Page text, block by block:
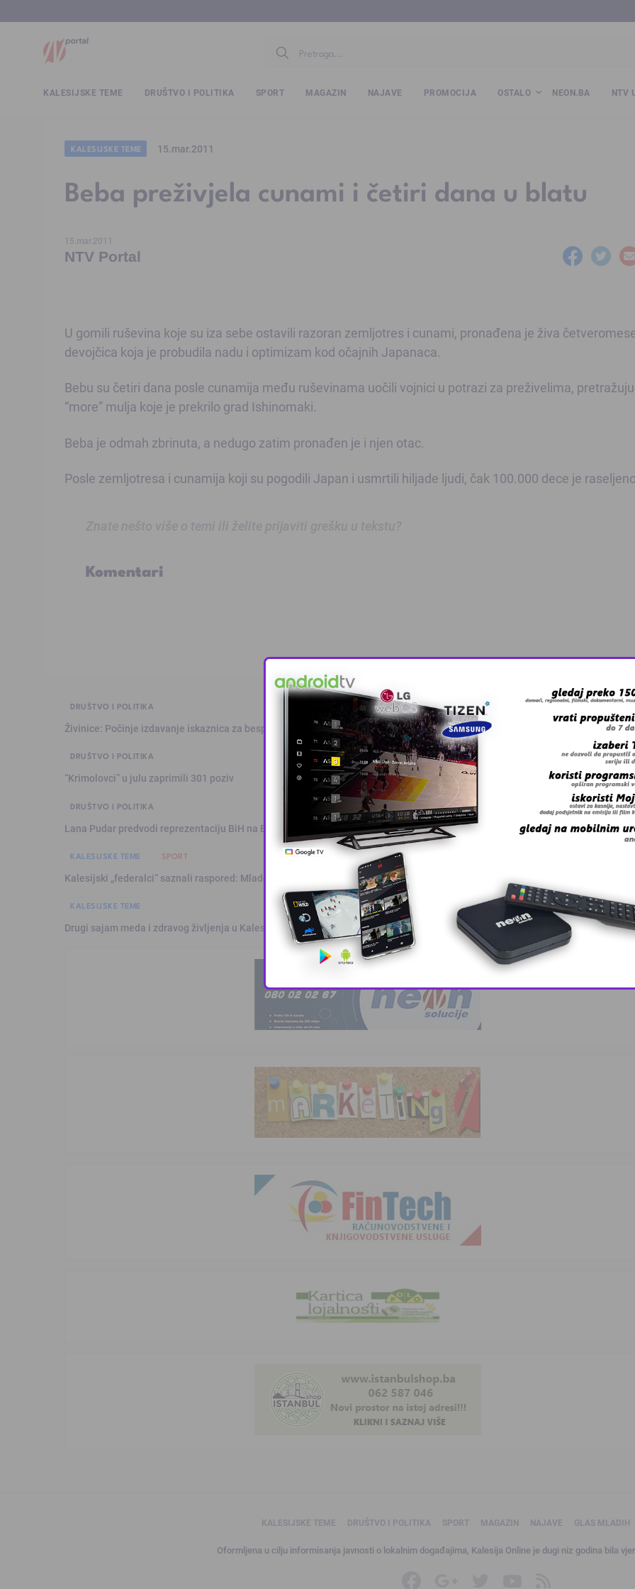
KALESIJSKE TEME DRUŠTVO I POLITIKA SPORT MAGAZIN NAJAVE PROMOCIJA OSTALO NEON.BA NTV
KALESIJSKE TEME 15.mar.2011
Beba preživjela cunami i četiri dana u blatu
15.mar.2011
NTV Portal
U gomili ruševina koje su iza sebe ostavili razoran zemljotres i cunami, pronađena je živa
devojčica koja je probudila nadu i optimizam kod očajnih Japanaca.
Bebu su četiri dana posle cunamija među ruševinama uočili vojnici u potrazi za preživelima,
“more” mulja koje je prekrilo grad Ishinomaki.
Beba je odmah zbrinuta, a nedugo zatim pronađen je i njen otac.
Posle zemljotresa i cunamija koji su pogodili Japan i usmrtili hiljade ljudi, čak 100.000 dece je
Komentari
DRUŠTVO I POLITIKA
Živinice: Počinje izdavanje iskaznica za besplatan prevoz
DRUŠTVO I POLITIKA
“Krimolovci” u julu zaprimili 301 poziv
DRUŠTVO I POLITIKA
Lana Pudar predvodi reprezentaciju BiH na Evropskom prvenstvu u Parizu
KALESIJSKE TEME SPORT
Kalesijski „federalci“ saznali raspored: Mladost sezonu otvara u S …
KALESIJSKE TEME
Drugi sajam meda i zdravog življenja u Kalesiji okupio pčelare i lju …
KALESIJSKE TEME DRUŠTVO I POLITIKA SPORT MAGAZIN NAJAVE GLAS MLADIH
Oformljena u cilju informisanja javnosti o lokalnim događajima, Kalesija Online je dugi niz godina bila
This popup will close in: